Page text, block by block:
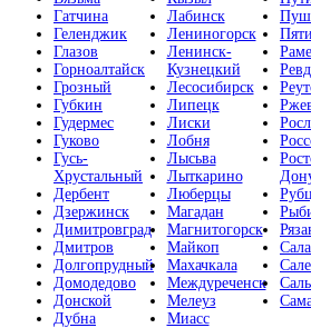
Гатчина
Геленджик
Глазов
Горноалтайск
Грозный
Губкин
Гудермес
Гуково
Гусь-
Хрустальный
Дербент
Дзержинск
Димитровград
Дмитров
Долгопрудный
Домодедово
Донской
Дубна
Лабинск
Лениногорск
Ленинск-
Кузнецкий
Лесосибирск
Липецк
Лиски
Лобня
Лысьва
Лыткарино
Люберцы
Магадан
Магнитогорск
Майкоп
Махачкала
Междуреченск
Мелеуз
Миасс